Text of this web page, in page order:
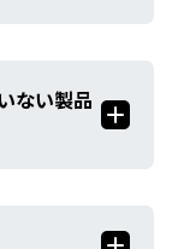
ない製品